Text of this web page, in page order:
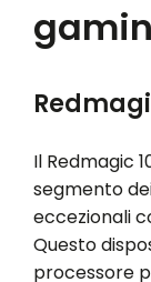
Il Redmagic
segmento
eccezionali
Questo
processore